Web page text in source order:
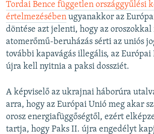
Tordai Bence független országgyűlési
értelmezésében ugyanakkor az
döntése azt jelenti, hogy az
atomerőmű-beruházás sérti az uniós
további kapavágás illegális, az Európai
újra kell nyitnia a paksi dossziét.
A képviselő az ukrajnai háborúra
arra, hogy az Európai Unió meg akar
orosz energiafüggőségtől, ezért
tartja, hogy Paks II. újra engedélyt